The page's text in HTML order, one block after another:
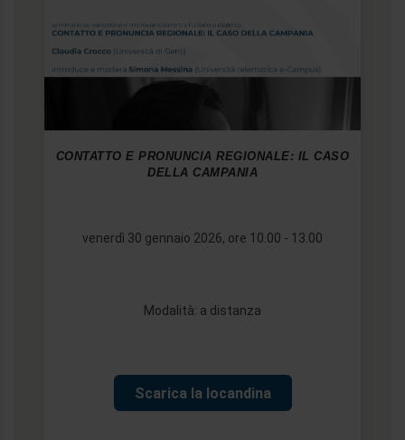
CONTATTO E PRONUNCIA REGIONALE: IL CASO
DELLA CAMPANIA
venerdì 30 gennaio 2026, ore 10.00 - 13.00
Modalità: a distanza
Scarica la locandina